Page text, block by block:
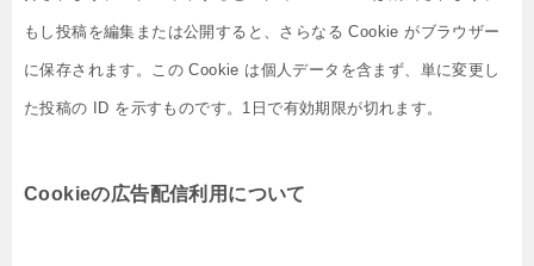
もし投稿を編集または公開すると、さらなる Cookie がブラウザー
に保存されます。この Cookie は個人データを含まず、単に変更し
た投稿の ID を示すものです。1日で有効期限が切れます。
Cookieの広告配信利用について